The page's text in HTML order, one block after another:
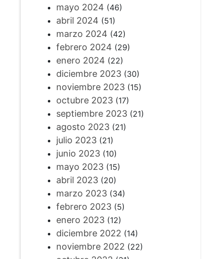
mayo 2024 (46)
abril 2024 (51)
marzo 2024 (42)
febrero 2024 (29)
enero 2024 (22)
diciembre 2023(30)
noviembre 2023(15)
octubre 2023(17)
septiembre 2023(21)
agosto 2023(21)
julio 2023(21)
junio 2023(10)
mayo 2023(15)
abril 2023(20)
marzo 2023(34)
febrero 2023(5)
enero 2023(12)
diciembre 2022 (14)
noviembre 2022 (22)